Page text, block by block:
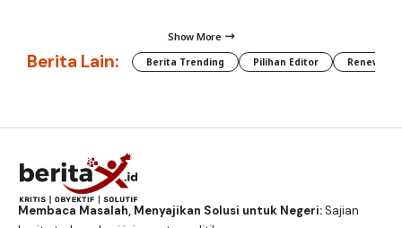
Show More
Berita Lain: Berita Trending Pilihan Editor
Membaca Masalah, Menyajikan Solusi untuk Negeri:Sajian